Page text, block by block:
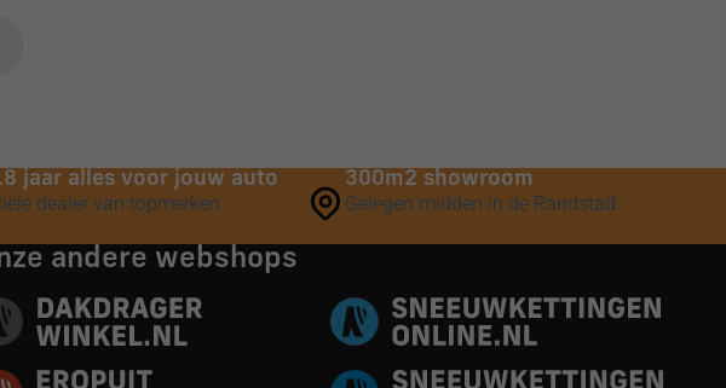
jaar alles voor jouw auto
dealer van topmerken
300m2 showroom
Gelegen midden in de Randstad.
andere webshops